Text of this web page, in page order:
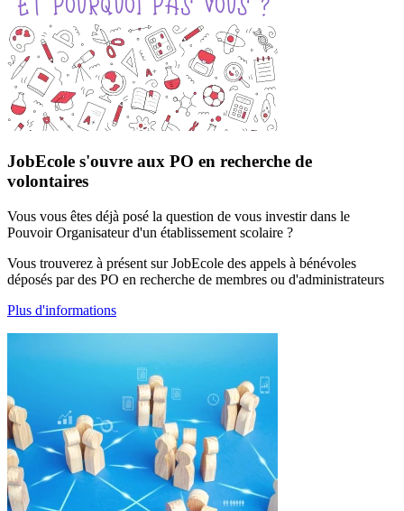
JobEcole s'ouvre aux PO en recherche de
volontaires
Vous vous êtes déjà posé la question de vous investir dans le
Pouvoir Organisateur d'un établissement scolaire ?
Vous trouverez à présent sur JobEcole des appels à bénévoles
déposés par des PO en recherche de membres ou d'administrateurs
Plus d'informations